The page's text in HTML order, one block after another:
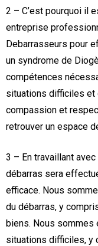
2 – C’est pourquoi il
entreprise
Debarrasseurs pour
un syndrome de
compétences
situations difficiles et
compassion et
retrouver un espace
3 – En travaillant
débarras sera
efficace. Nous
du débarras, y
biens. Nous sommes
situations difficiles, y